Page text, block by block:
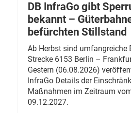
DB InfraGo gibt
bekannt –
befürchten Stillstand
Ab Herbst sind umfangreiche
Strecke 6153 Berlin –
Gestern (06.08.2026)
InfraGo Details der
Maßnahmen im Zeitraum
09.12.2027.